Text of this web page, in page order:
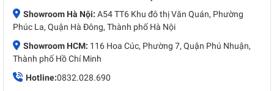
Showroom Hà Nội: A54 TT6 Khu đô thị Văn Quán, Phường
Phúc La, Quận Hà Đông, Thành phố Hà Nội
Showroom HCM: 116 Hoa Cúc, Phường 7, Quận Phú Nhuận,
Thành phố Hồ Chí Minh
Hotline:0832.028.690